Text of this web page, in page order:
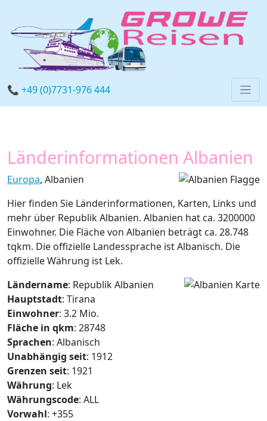
📞 +49 (0)7731-976 444
Länderinformationen Albanien
Europa, Albanien
Hier finden Sie Länderinformationen, Karten, Links und
mehr über Republik Albanien. Albanien hat ca. 3200000
Einwohner. Die Fläche von Albanien beträgt ca. 28.748
tqkm. Die offizielle Landessprache ist Albanisch. Die
offizielle Währung ist Lek.
Ländername: Republik Albanien
Hauptstadt: Tirana
Einwohner: 3.2 Mio.
Fläche in qkm: 28748
Sprachen: Albanisch
Unabhängig seit: 1912
Grenzen seit: 1921
Währung: Lek
Währungscode: ALL
Vorwahl: +355